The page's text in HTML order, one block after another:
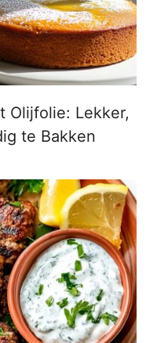
Olijfolie: Lekker,
te Bakken